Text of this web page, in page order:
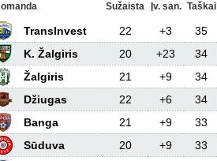
Sužaista Įv. san. Taškai
TransInvest 22 +3
35
K. Žalgiris 20 +23
34
Žalgiris 21 +9
34
Džiugas 22 +6
34
Banga 21 +9
33
Sūduva 20 +9
33